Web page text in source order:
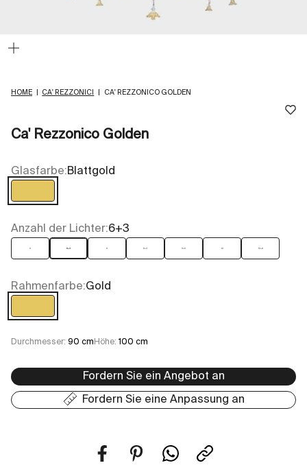
HOME CA' REZZONICI CA' REZZONICO GOLDEN
Ca' Rezzonico Golden
Glasfarbe:Blattgold
Blattgold
Anzahl der Lichter:6+3
6 6+3 8 8+4 9+6 12 12+8
Rahmenfarbe:Gold
Gold
Durchmesser: 90 cm Höhe:100 cm
Fordern Sie ein Angebot an
Fordern Sie eine Anpassung an